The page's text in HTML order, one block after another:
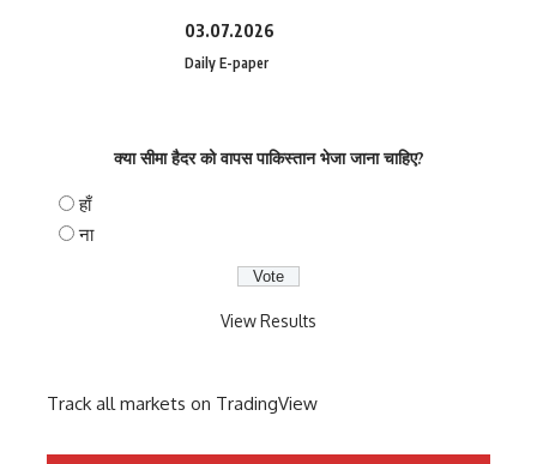
03.07.2026
Daily E-paper
क्या सीमा हैदर को वापस पाकिस्तान भेजा जाना चाहिए?
हाँ
ना
View Results
Track all markets on TradingView